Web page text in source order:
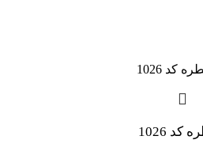
1026